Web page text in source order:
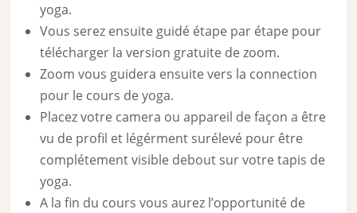
yoga.
Vous serez ensuite guidé étape par étape pour
télécharger la version gratuite de zoom.
Zoom vous guidera ensuite vers la connection
pour le cours de yoga.
Placez votre camera ou appareil de façon a être
vu de profil et légérment surélevé pour être
complétement visible debout sur votre tapis de
yoga.
A la fin du cours vous aurez l’opportunité de